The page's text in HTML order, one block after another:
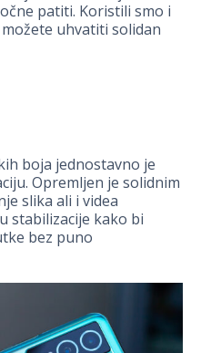
patiti. Koristili smo i
uhvatiti solidan
boja jednostavno je
Opremljen je solidnim
slika ali i videa
stabilizacije kako bi
bez puno